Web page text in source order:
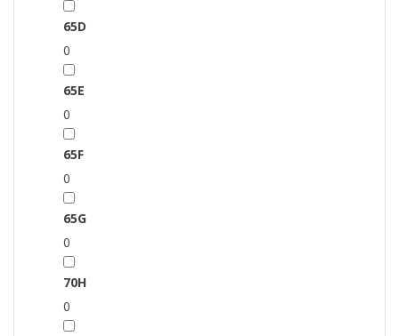
65D
0
65E
0
65F
0
65G
0
70H
0